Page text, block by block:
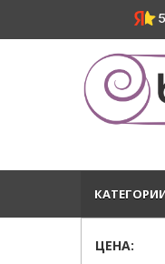
ЦЕНА: